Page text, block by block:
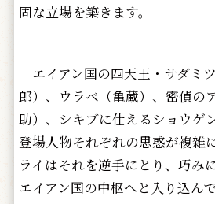
固な立場を築きます。
エイアン国の四天王・サダミ
郎）、ウラベ（亀蔵）、密偵の
助）、シキブに仕えるショウゲ
登場人物それぞれの思惑が複雑
ライはそれを逆手にとり、巧み
エイアン国の中枢へと入り込ん